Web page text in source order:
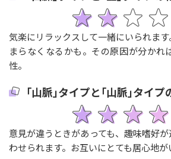
気楽にリラックスして一緒にいられま
まらなくなるかも。その原因が分かれ
性。
｢山脈｣タイプと｢山脈｣タイプ
意見が違うときがあっても、趣味嗜好
わせられます。お互いにとても居心地が